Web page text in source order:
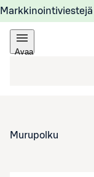
Markkinointiviestejä
Avaa
Murupolku